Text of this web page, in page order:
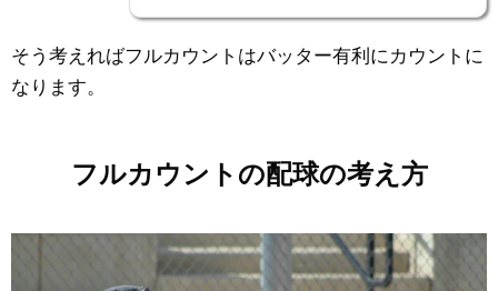
そう考えればフルカウントはバッター有利にカウントに
なります。
フルカウントの配球の考え方